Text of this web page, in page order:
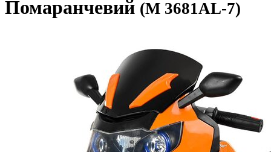
Помаранчевий (M 3681AL-7)